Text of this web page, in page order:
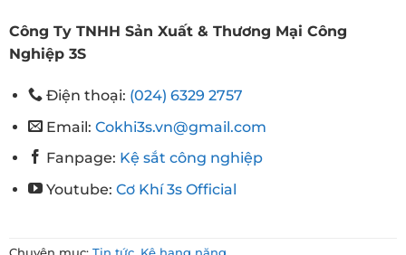
Công Ty TNHH Sản Xuất & Thương Mại Công
Nghiệp 3S
Điện thoại: (024) 6329 2757
Email: Cokhi3s.vn@gmail.com
Fanpage: Kệ sắt công nghiệp
Youtube: Cơ Khí 3s Official